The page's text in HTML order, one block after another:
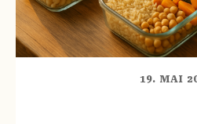
19. MAI